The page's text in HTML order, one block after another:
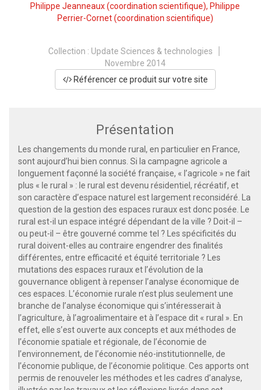
Philippe Jeanneaux(coordination scientifique), Philippe
Perrier-Cornet(coordination scientifique)
Collection : Update Sciences & technologies
Novembre 2014
Référencer ce produit sur votre site
Présentation
Les changements du monde rural, en particulier en France,
sont aujourd’hui bien connus. Si la campagne agricole a
longuement façonné la société française, « l’agricole » ne fait
plus « le rural » : le rural est devenu résidentiel, récréatif, et
son caractère d’espace naturel est largement reconsidéré. La
question de la gestion des espaces ruraux est donc posée. Le
rural est-il un espace intégré dépendant de la ville ? Doit-il –
ou peut-il – être gouverné comme tel ? Les spécificités du
rural doivent-elles au contraire engendrer des finalités
différentes, entre efficacité et équité territoriale ? Les
mutations des espaces ruraux et l’évolution de la
gouvernance obligent à repenser l’analyse économique de
ces espaces. L’économie rurale n’est plus seulement une
branche de l’analyse économique qui s’intéresserait à
l’agriculture, à l’agroalimentaire et à l’espace dit « rural ». En
effet, elle s’est ouverte aux concepts et aux méthodes de
l’économie spatiale et régionale, de l’économie de
l’environnement, de l’économie néo-institutionnelle, de
l’économie publique, de l’économie politique. Ces apports ont
permis de renouveler les méthodes et les cadres d’analyse,